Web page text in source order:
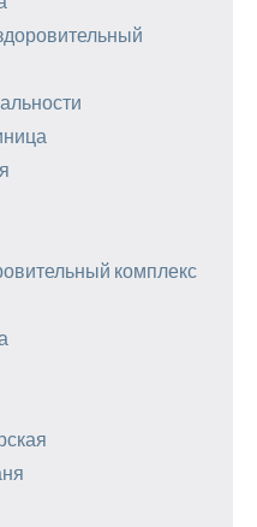
комплекс